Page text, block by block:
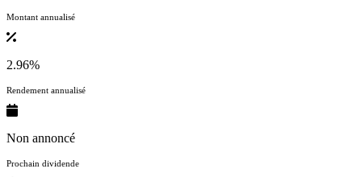
Montant annualisé
2.96%
Rendement annualisé
Non annoncé
Prochain dividende